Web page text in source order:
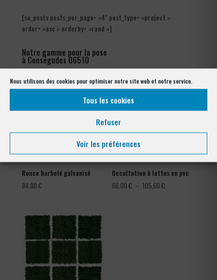
Nous utilisons des cookies pour optimiser notre site web et notre service.
Tous les cookies
Refuser
Voir les préférences
[su_posts posts_per_page= »4″ post_type= »project »
order= »asc » orderby= »rand »]
Notre gamme pour la pose
à Conségudes 06510
Ronce barbelé galvanisé
84,00€
Occultation à lattes en pvc
66,00€ – 105,60€